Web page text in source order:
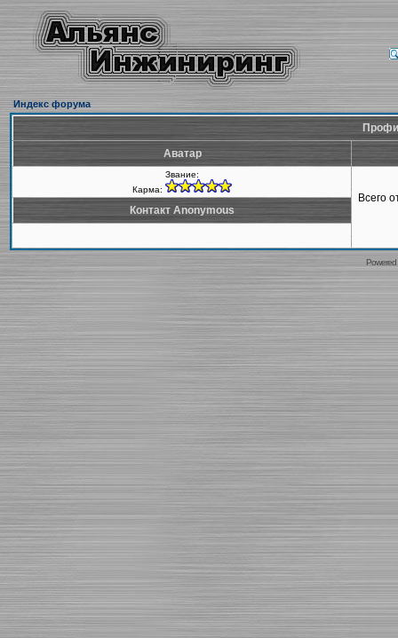
Индекс форума
Аватар
Звание:
Карма:
Всего
Контакт Anonymous